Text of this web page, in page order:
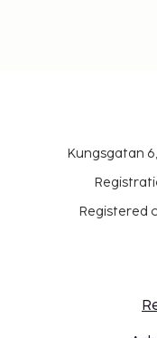
Kungsgatan
Registered